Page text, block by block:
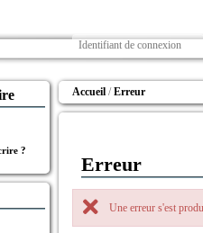
?
Accueil Erreur
Erreur
Une erreur s'est